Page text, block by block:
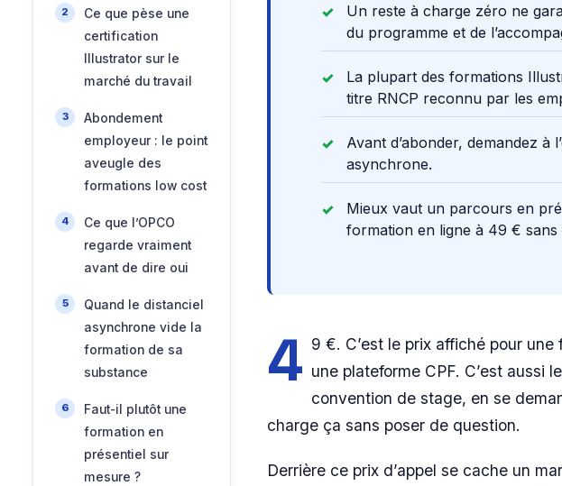
Ce que pèse une
certification
Illustrator sur le
marché du travail
Abondement
employeur : le point
aveugle des
formations low cost
Ce que l’OPCO
regarde vraiment
avant de dire oui
Quand le distanciel
asynchrone vide la
formation de sa
substance
Faut-il plutôt une
formation en
présentiel sur
mesure ?
Un reste à charge zéro ne
du programme et de
La plupart des formations
titre RNCP reconnu par les
Avant d’abonder, demandez à
asynchrone.
Mieux vaut un parcours en
formation en ligne à 49 € sans
4 9 €. C’est le prix affiché pour
une plateforme CPF. C’est aussi
convention de stage, en se
charge ça sans poser de question.
Derrière ce prix d’appel se cache un